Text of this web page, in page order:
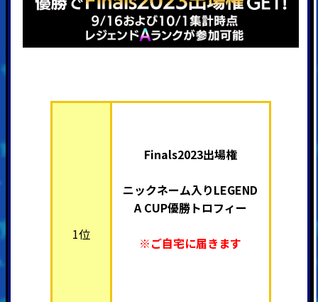
1位
Finals2023出場権
ニックネーム入りLEGEND
A CUP優勝トロフィー
※ご自宅に届きます